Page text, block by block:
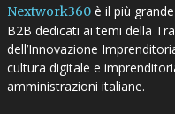
Nextwork360è il più
B2B dedicati ai temi della
dell’Innovazione
cultura digitale e
amministrazioni italiane.